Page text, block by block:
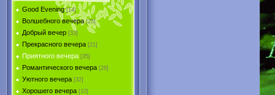
Good Evening [14]
Волшебного вечера [25]
Добрый вечер [33]
Прекрасного вечера [21]
Приятного вечера [35]
Романтического вечера [26]
Уютного вечера [32]
Хорошего вечера [10]